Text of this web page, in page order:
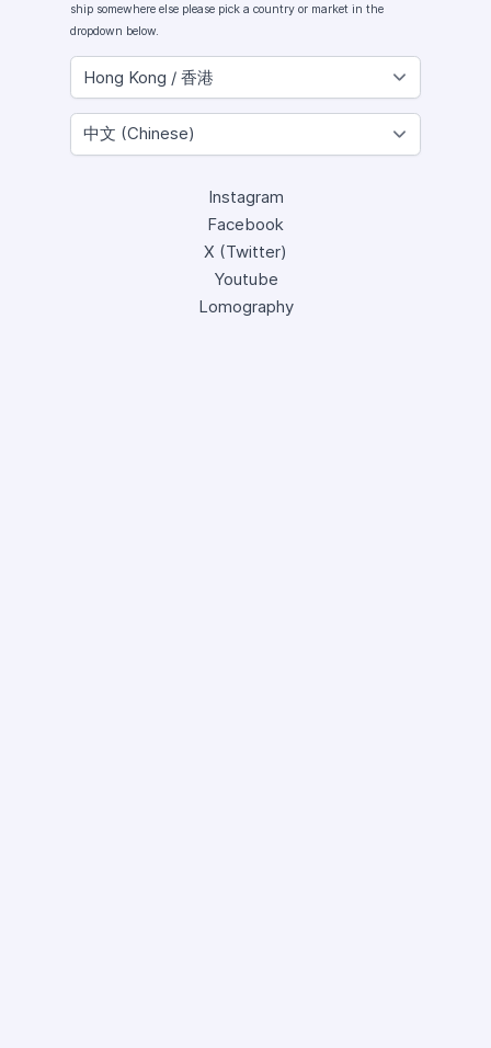
ship somewhere else please pick a country or market in the
dropdown below.
Instagram
Facebook
X (Twitter)
Youtube
Lomography